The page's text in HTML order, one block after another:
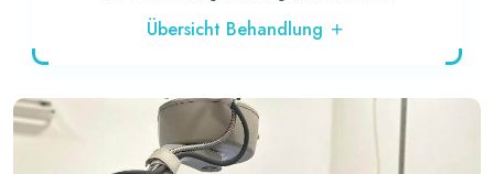
Übersicht Behandlung